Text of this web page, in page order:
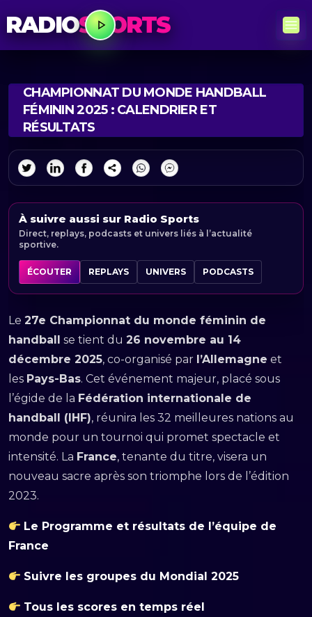
RADIOSPORTS
CHAMPIONNAT DU MONDE HANDBALL
FÉMININ 2025 : CALENDRIER ET
RÉSULTATS
À suivre aussi sur Radio Sports
Direct, replays, podcasts et univers liés à l’actualité
sportive.
ÉCOUTER REPLAYS UNIVERS PODCASTS
Le 27e Championnat du monde féminin de
handball se tient du 26 novembre au 14
décembre 2025, co-organisé par l’Allemagne et
les Pays-Bas. Cet événement majeur, placé sous
l’égide de la Fédération internationale de
handball (IHF), réunira les 32 meilleures nations au
monde pour un tournoi qui promet spectacle et
intensité. La France, tenante du titre, visera un
nouveau sacre après son triomphe lors de l’édition
2023.
Le Programme et résultats de l’équipe de
France
Suivre les groupes du Mondial 2025
Tous les scores en temps réel